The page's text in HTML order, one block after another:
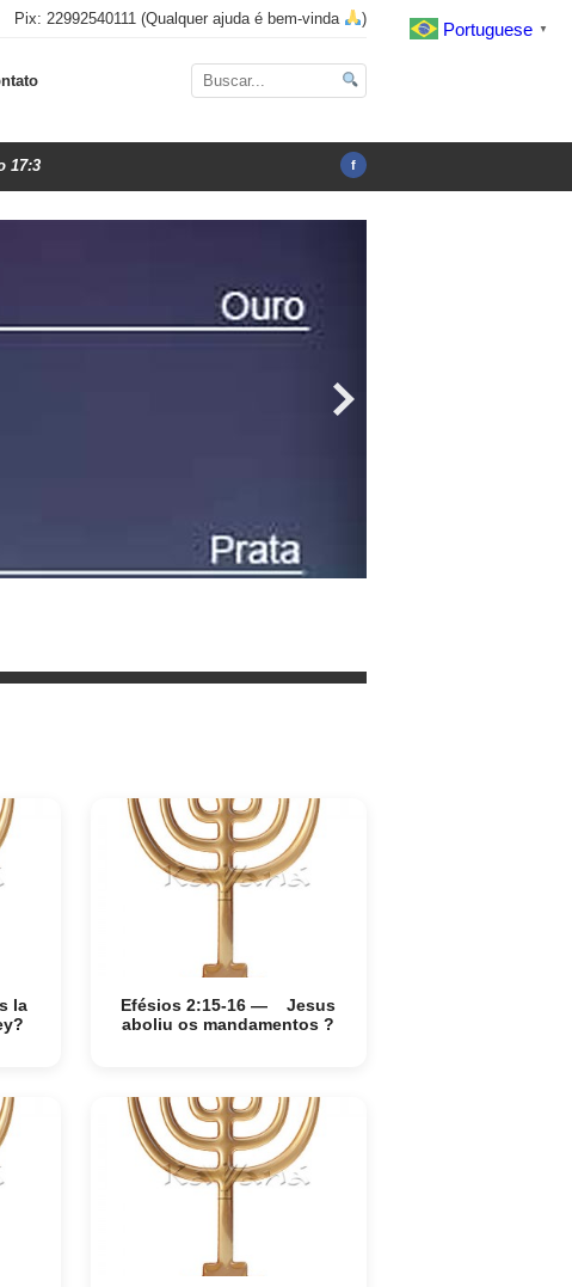
Pix: 22992540111 (Qualquer ajuda é bem-vinda )
17:3 f
la
Efésios 2:15-16 — Jesus
aboliu os mandamentos ?
Portuguese ▼